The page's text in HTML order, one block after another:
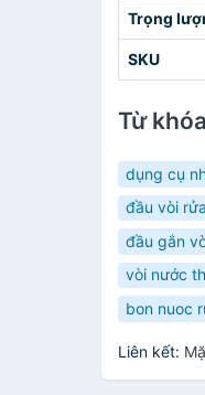
Trọng
SKU
Từ khóa
dụng cụ
đầu vòi
đầu gắn
vòi nước
bon nuoc
Liên kết: